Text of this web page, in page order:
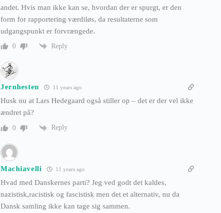
andet. Hvis man ikke kan se, hvordan der er spurgt, er den
form for rapportering værdiløs, da resultaterne som
udgangspunkt er forvrængede.
0 Reply
Jernhesten 11 years ago
Husk nu at Lars Hedegaard også stiller op – det er der vel ikke
ændret på?
0 Reply
Machiavelli 11 years ago
Hvad med Danskernes parti? Jeg ved godt det kaldes,
nazistisk,racistisk og fascistisk men det et alternativ, nu da
Dansk samling ikke kan tage sig sammen.